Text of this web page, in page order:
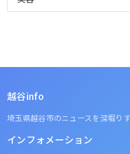
越谷info
埼玉県越谷市のニュースを深堀り
インフォメーション